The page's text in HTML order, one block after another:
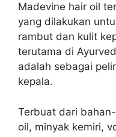
Madevine hair oil
yang dilakukan
rambut dan kulit
terutama di
adalah sebagai
kepala.
Terbuat dari
oil, minyak kemiri,